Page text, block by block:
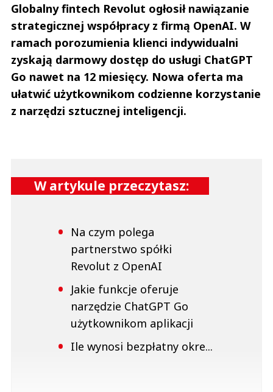
Globalny fintech Revolut ogłosił nawiązanie
strategicznej współpracy z firmą OpenAI. W
ramach porozumienia klienci indywidualni
zyskają darmowy dostęp do usługi ChatGPT
Go nawet na 12 miesięcy. Nowa oferta ma
ułatwić użytkownikom codzienne korzystanie
z narzędzi sztucznej inteligencji.
W artykule przeczytasz:
Na czym polega
partnerstwo spółki
Revolut z OpenAI
Jakie funkcje oferuje
narzędzie ChatGPT Go
użytkownikom aplikacji
Ile wynosi bezpłatny okre...